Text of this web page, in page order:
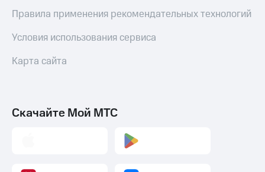
Правила применения рекомендательных технологий
Условия использования сервиса
Карта сайта
Скачайте Мой МТС